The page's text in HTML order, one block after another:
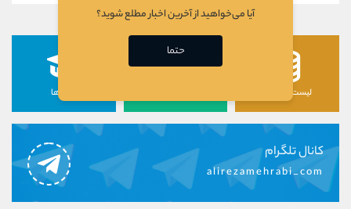
لیست رمزارزها دوره ها
کانال تلگرام
alirezamehrabi_com
آیا می‌خواهید از آخرین اخبار مطلع شوید؟
حتما